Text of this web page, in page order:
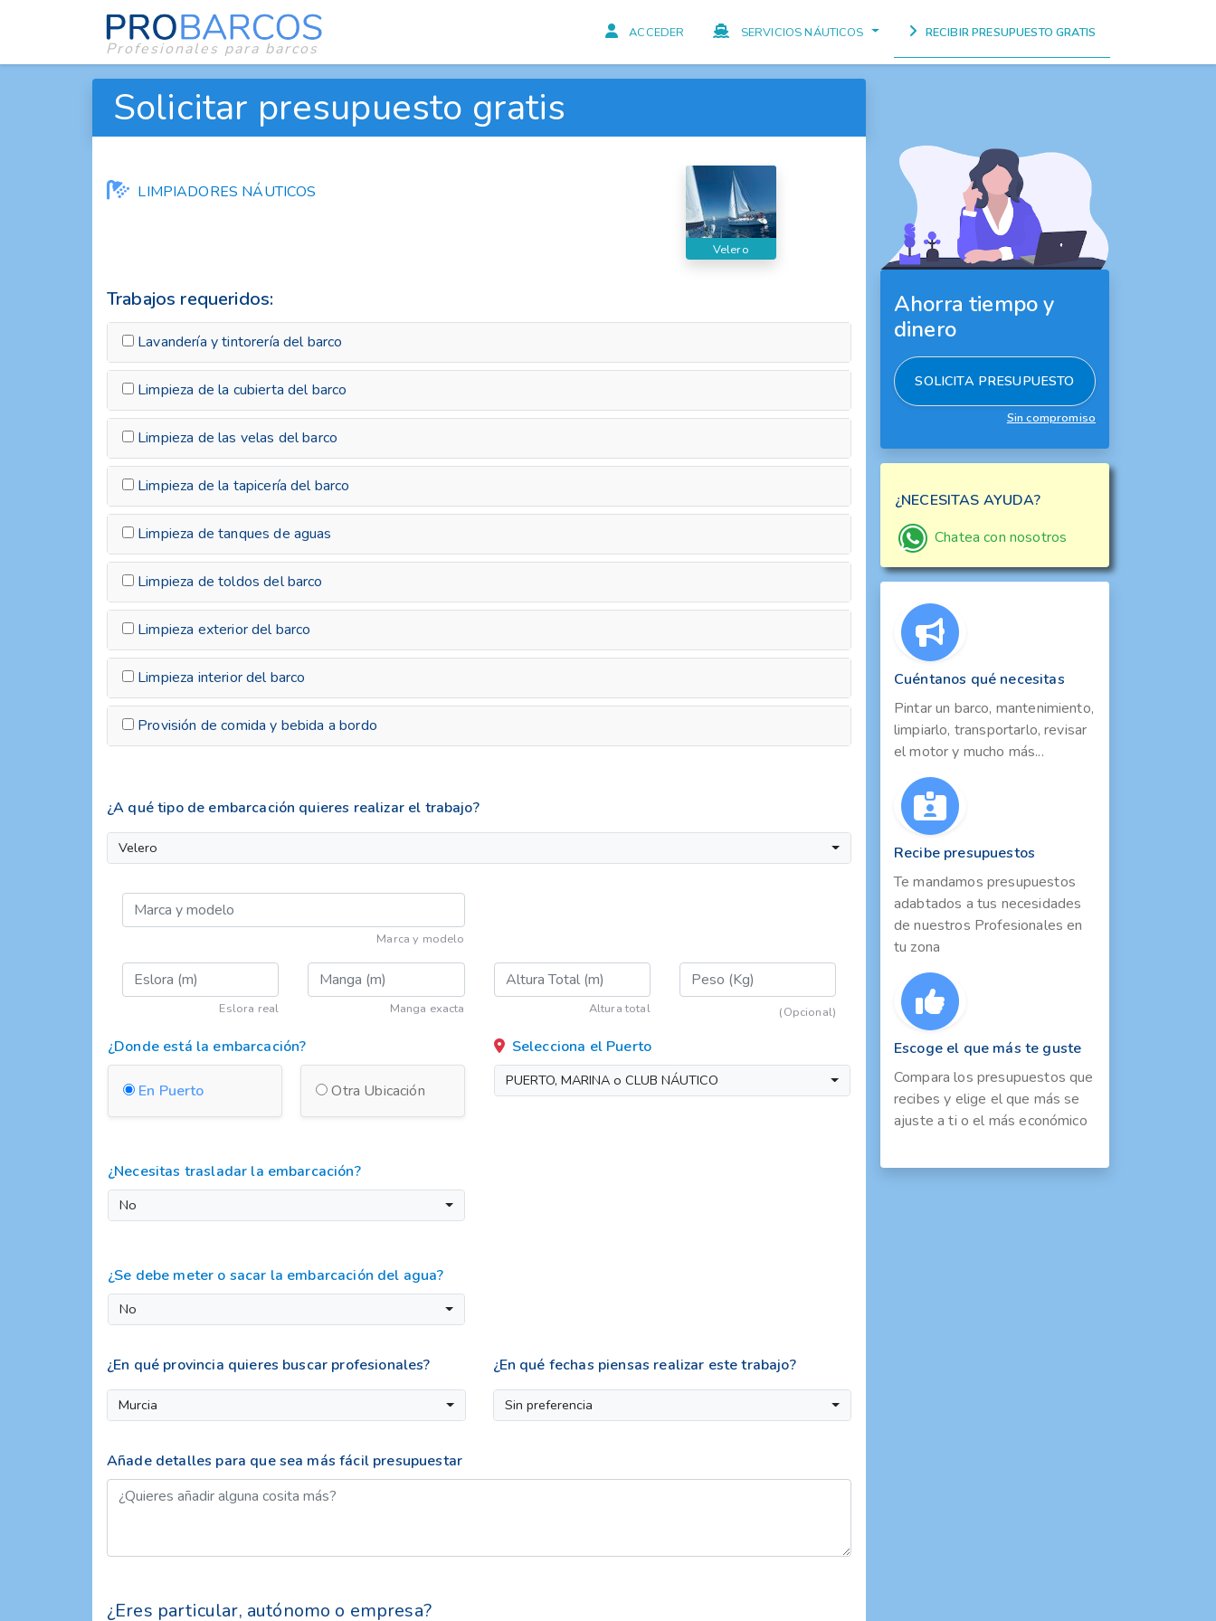
Profesionales para barcos
ACCEDER SERVICIOS NÁUTICOS RECIBIR PRESUPUESTO GRATIS
Solicitar presupuesto gratis
LIMPIADORES NÁUTICOS
Velero
Trabajos requeridos:
Lavandería y tintorería del barco
Limpieza de la cubierta del barco
Limpieza de las velas del barco
Limpieza de la tapicería del barco
Limpieza de tanques de aguas
Limpieza de toldos del barco
Limpieza exterior del barco
Limpieza interior del barco
Provisión de comida y bebida a bordo
¿A qué tipo de embarcación quieres realizar el trabajo?
Velero
Marca y modelo
Eslora real Manga exacta Altura total (Opcional)
¿Donde está la embarcación?
En Puerto Otra Ubicación
Selecciona el Puerto
PUERTO, MARINA o CLUB NÁUTICO
¿Necesitas trasladar la embarcación?
No
¿Se debe meter o sacar la embarcación del agua?
No
¿En qué provincia quieres buscar profesionales?
Murcia
¿En qué fechas piensas realizar este trabajo?
Sin preferencia
Añade detalles para que sea más fácil presupuestar
¿Eres particular, autónomo o empresa?
Ahorra tiempo y
dinero
SOLICITA PRESUPUESTO
Sin compromiso
¿NECESITAS AYUDA?
Chatea con nosotros
Cuéntanos qué necesitas
Pintar un barco, mantenimiento,
limpiarlo, transportarlo, revisar
el motor y mucho más...
Recibe presupuestos
Te mandamos presupuestos
adabtados a tus necesidades
de nuestros Profesionales en
tu zona
Escoge el que más te guste
Compara los presupuestos que
recibes y elige el que más se
ajuste a ti o el más económico